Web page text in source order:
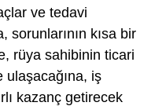
ve tedavi
sorunlarının kısa bir
rüya sahibinin ticari
iş
kazanç getirecek